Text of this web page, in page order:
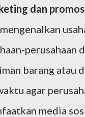
dan
perusahaan
barang atau
agar
media